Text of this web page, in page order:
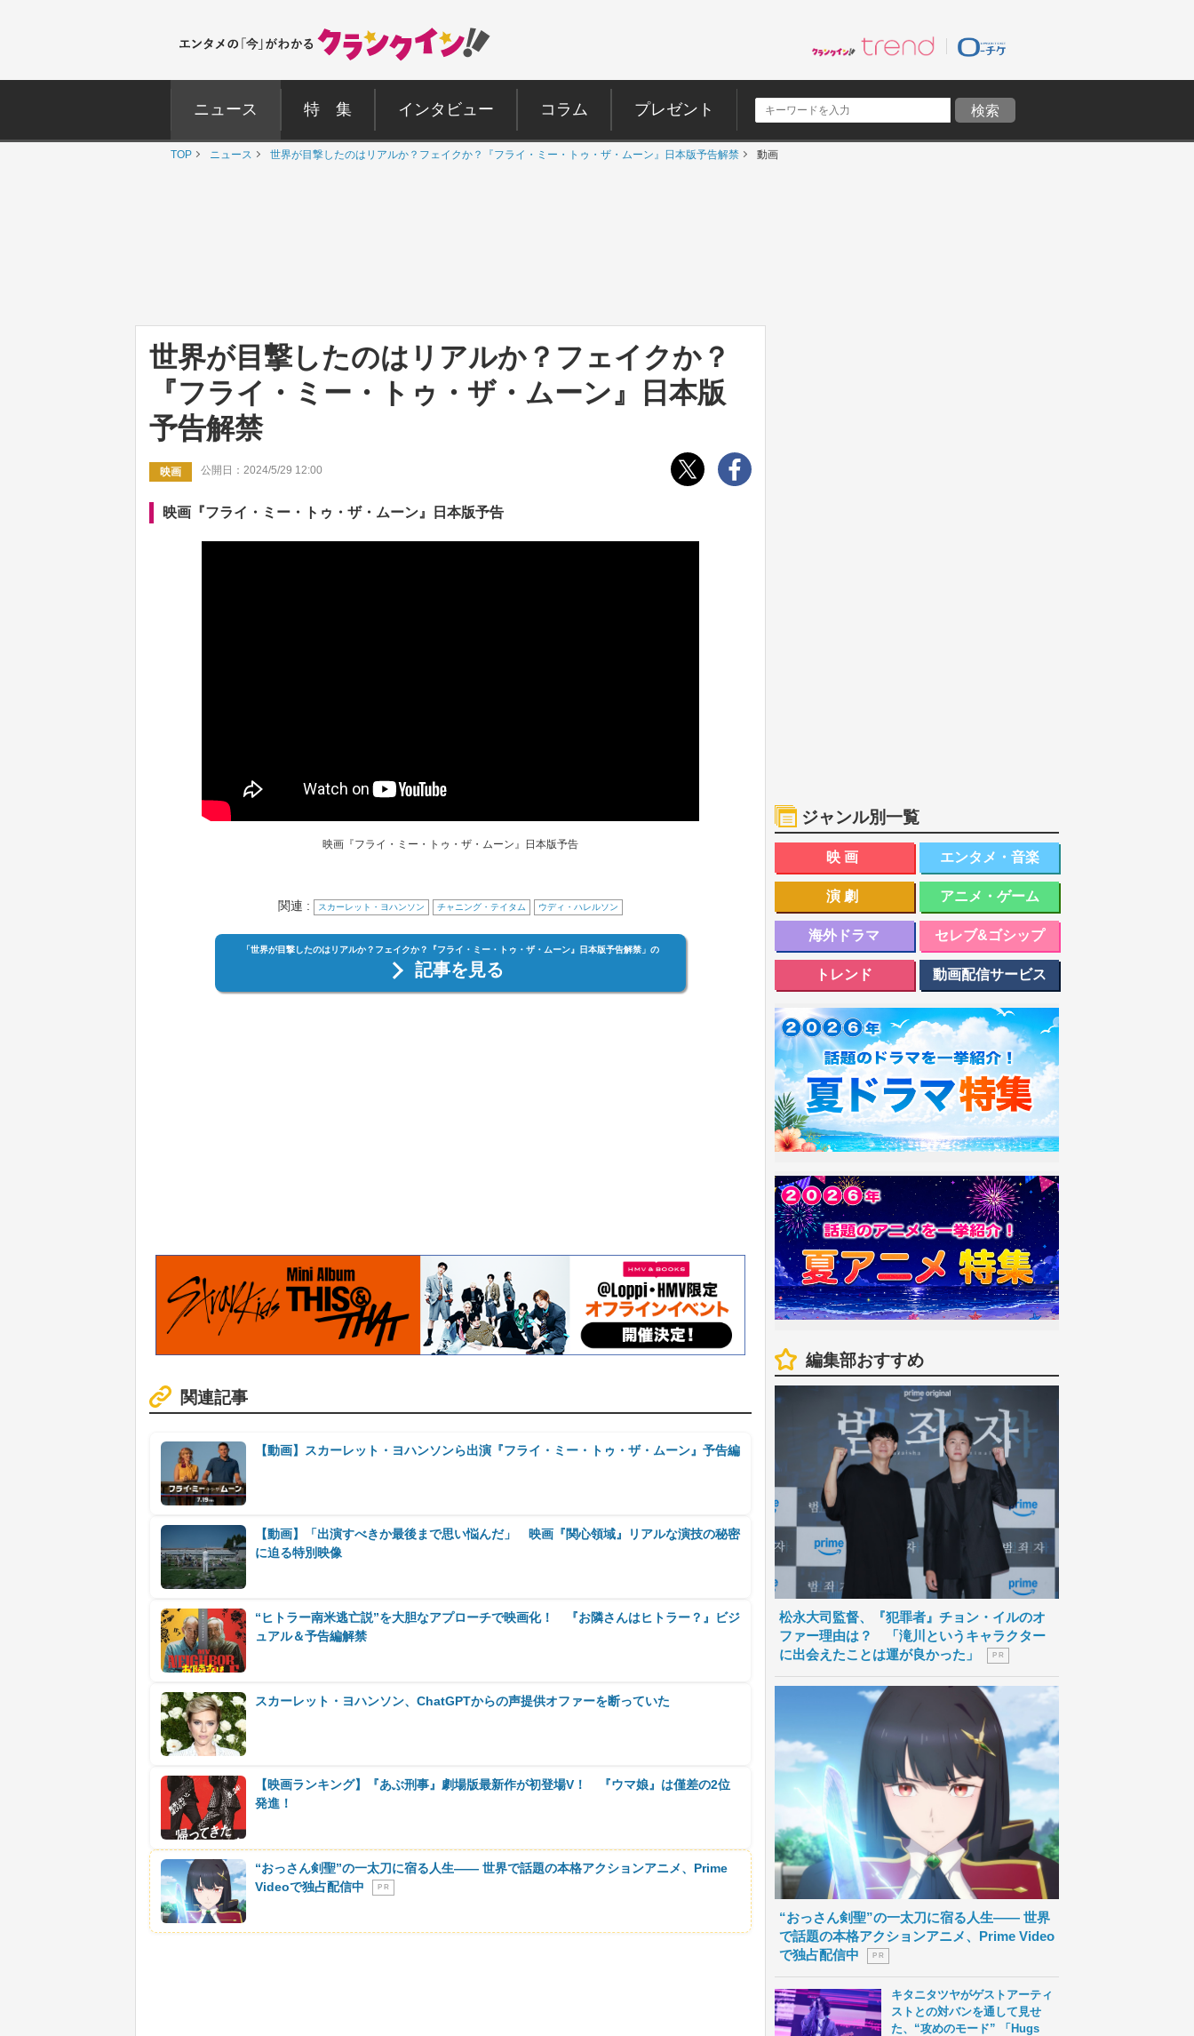
ニュース 特 集 インタビュー コラム プレゼント
TOP ニュース 世界が目撃したのはリアルか？フェイクか？『フライ・ミー・トゥ・ザ・ムーン』日本版予告解禁 動画
世界が目撃したのはリアルか？フェイクか？
『フライ・ミー・トゥ・ザ・ムーン』日本版
予告解禁
映画 公開日：2024/5/29 12:00
映画『フライ・ミー・トゥ・ザ・ムーン』日本版予告
映画『フライ・ミー・トゥ・ザ・ムーン』日本版予告
関連 : スカーレット・ヨハンソン チャニング・テイタム ウディ・ハレルソン
「世界が目撃したのはリアルか？フェイクか？『フライ・ミー・トゥ・ザ・ムーン』日本版予告解禁」の
記事を見る
関連記事
【動画】スカーレット・ヨハンソンら出演『フライ・ミー・トゥ・ザ・ムーン』予告編
【動画】「出演すべきか最後まで思い悩んだ」 映画『関心領域』リアルな演技の秘密
に迫る特別映像
“ヒトラー南米逃亡説”を大胆なアプローチで映画化！ 『お隣さんはヒトラー？』ビジ
ュアル＆予告編解禁
スカーレット・ヨハンソン、ChatGPTからの声提供オファーを断っていた
【映画ランキング】『あぶ刑事』劇場版最新作が初登場V！ 『ウマ娘』は僅差の2位
発進！
“おっさん剣聖”の一太刀に宿る人生―― 世界で話題の本格アクションアニメ、Prime
Videoで独占配信中
P R
ジャンル別一覧
映画 エンタメ・音楽
演劇 アニメ・ゲーム
海外ドラマ セレブ&ゴシップ
トレンド 動画配信サービス
編集部おすすめ
松永大司監督、『犯罪者』チョン・イルのオ
ファー理由は？ 「滝川というキャラクター
に出会えたことは運が良かった」
P R
“おっさん剣聖”の一太刀に宿る人生―― 世界
で話題の本格アクションアニメ、Prime Video
で独占配信中
P R
キタニタツヤがゲストアーティ
ストとの対バンを通して見せ
た、“攻めのモード” 「Hugs